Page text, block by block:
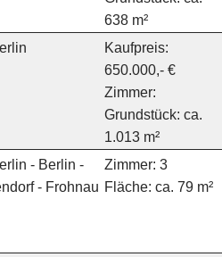
638 m²
Kaufpreis:
650.000,- €
Zimmer:
Grundstück: ca.
1.013 m²
- Berlin -
- Frohnau
Zimmer: 3
Fläche: ca. 79 m²